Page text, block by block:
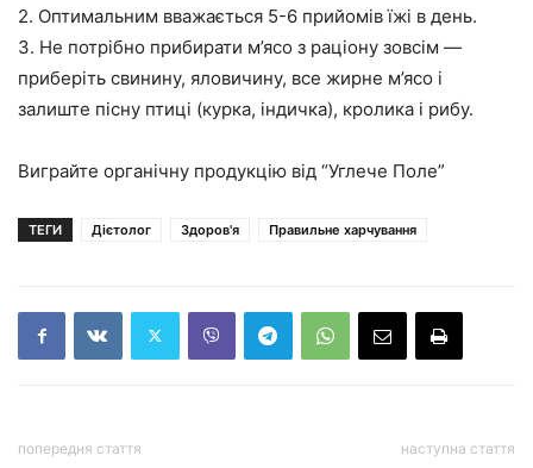
2. Оптимальним вважається 5-6 прийомів їжі в день.
3. Не потрібно прибирати м’ясо з раціону зовсім —
приберіть свинину, яловичину, все жирне м’ясо і
залиште пісну птиці (курка, індичка), кролика і рибу.
Виграйте органічну продукцію від “Углече Поле”
ТЕГИ Дієтолог Здоров'я Правильне харчування
попередня стаття наступна стаття